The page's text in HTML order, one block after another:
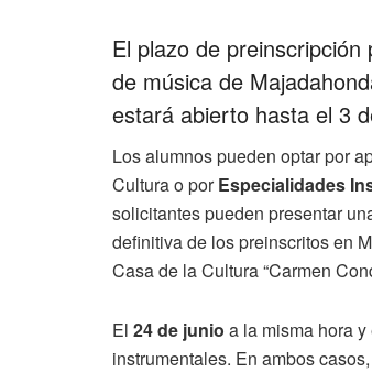
El plazo de
de música de
estará abierto hasta el 3
Los alumnos pueden optar por
Cultura o porEspecialidades
solicitantes pueden presentar
definitiva de los preinscritos en
Casa de la Cultura “Carmen
El 24 de junio a la misma hora
instrumentales. En ambos